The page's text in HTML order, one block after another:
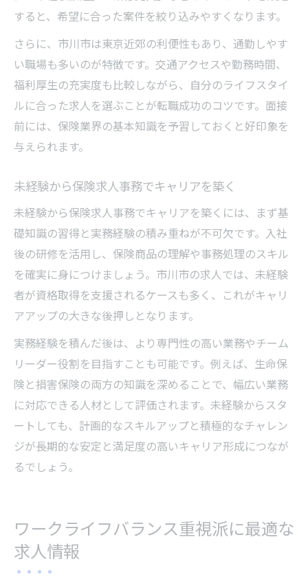
すると、希望に合った案件を絞り込みやすくなります。
さらに、市川市は東京近郊の利便性もあり、通勤しやす
い職場も多いのが特徴です。交通アクセスや勤務時間、
福利厚生の充実度も比較しながら、自分のライフスタイ
ルに合った求人を選ぶことが転職成功のコツです。面接
前には、保険業界の基本知識を予習しておくと好印象を
与えられます。
未経験から保険求人事務でキャリアを築く
未経験から保険求人事務でキャリアを築くには、まず基
礎知識の習得と実務経験の積み重ねが不可欠です。入社
後の研修を活用し、保険商品の理解や事務処理のスキル
を確実に身につけましょう。市川市の求人では、未経験
者が資格取得を支援されるケースも多く、これがキャリ
アアップの大きな後押しとなります。
実務経験を積んだ後は、より専門性の高い業務やチーム
リーダー役割を目指すことも可能です。例えば、生命保
険と損害保険の両方の知識を深めることで、幅広い業務
に対応できる人材として評価されます。未経験からスタ
ートしても、計画的なスキルアップと積極的なチャレン
ジが長期的な安定と満足度の高いキャリア形成につなが
るでしょう。
ワークライフバランス重視派に最適な
求人情報